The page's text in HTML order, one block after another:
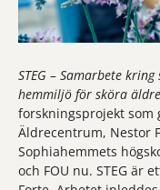
STEG – Samarbete
hemmiljö för sköra
forskningsprojekt som
Äldrecentrum, Nestor
Sophiahemmets
och FOU nu. STEG är